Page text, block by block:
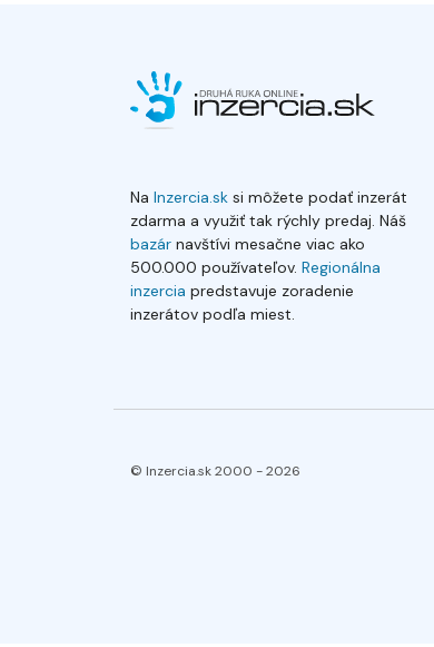
Na Inzercia.sk si môžete podať inzerát
zdarma a využiť tak rýchly predaj. Náš
bazár navštívi mesačne viac ako
500.000 používateľov. Regionálna
inzercia predstavuje zoradenie
inzerátov podľa miest.
© Inzercia.sk 2000 -2026